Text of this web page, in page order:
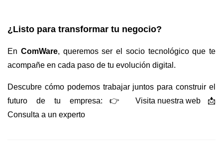
¿Listo para transformar tu negocio?
En ComWare, queremos ser el socio tecnológico que te
acompañe en cada paso de tu evolución digital.
Descubre cómo podemos trabajar juntos para construir el
futuro de tu empresa: 👉 Visita nuestra web 📩
Consulta a un experto